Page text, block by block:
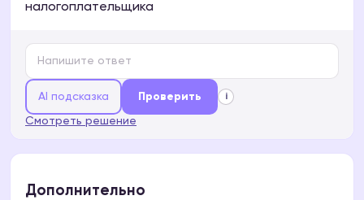
налогоплательщика
AI подсказка Проверить i
Смотреть решение
Дополнительно